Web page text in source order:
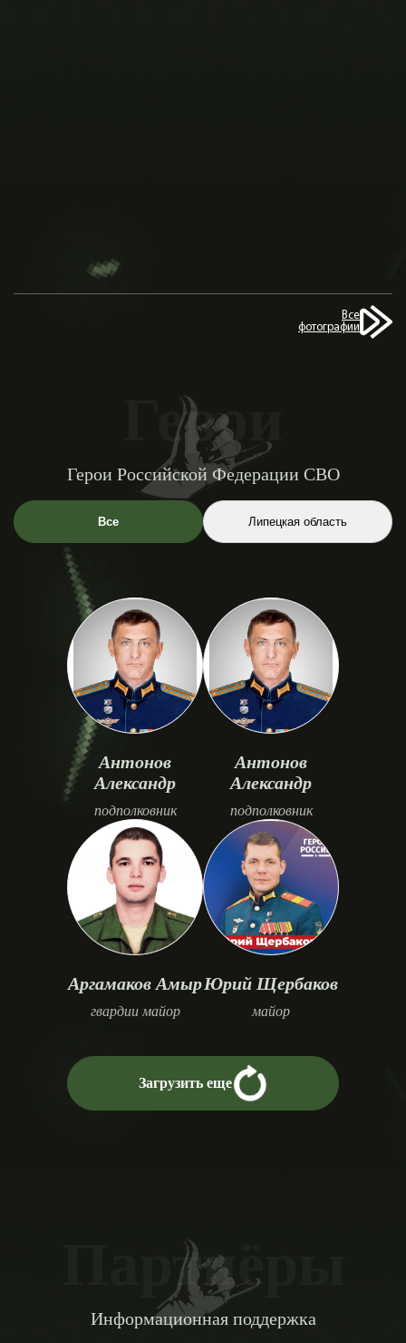
Все
фотографии
Герои
Герои Российской Федерации СВО
Все Липецкая область
Антонов
Александр
подполковник
Антонов
Александр
подполковник
Аргамаков Амыр
гвардии майор
Юрий Щербаков
майор
Загрузить еще
Партнёры
Информационная поддержка